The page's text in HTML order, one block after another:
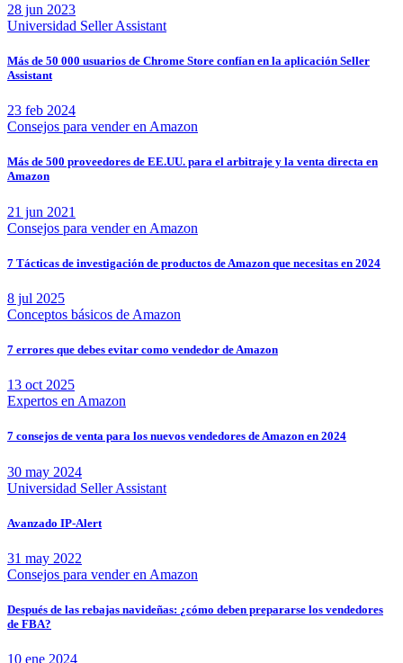
28 jun 2023
Universidad Seller Assistant
Más de 50 000 usuarios de Chrome Store confían en la aplicación Seller
Assistant
23 feb 2024
Consejos para vender en Amazon
Más de 500 proveedores de EE.UU. para el arbitraje y la venta directa en
Amazon
21 jun 2021
Consejos para vender en Amazon
7 Tácticas de investigación de productos de Amazon que necesitas en 2024
8 jul 2025
Conceptos básicos de Amazon
7 errores que debes evitar como vendedor de Amazon
13 oct 2025
Expertos en Amazon
7 consejos de venta para los nuevos vendedores de Amazon en 2024
30 may 2024
Universidad Seller Assistant
Avanzado IP-Alert
31 may 2022
Consejos para vender en Amazon
Después de las rebajas navideñas: ¿cómo deben prepararse los vendedores
de FBA?
10 ene 2024